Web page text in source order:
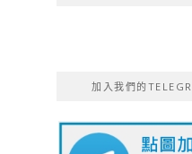
加入我們的